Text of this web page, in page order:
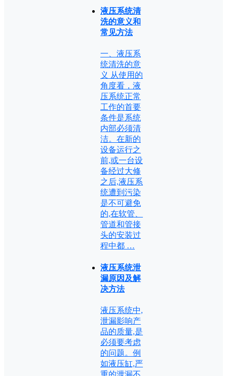
液压系统清
洗的意义和
常见方法
一、液压系
统清洗的意
义 从使用的
角度看，液
压系统正常
工作的首要
条件是系统
内部必须清
洁。在新的
设备运行之
前,或一台设
备经过大修
之后,液压系
统遭到污染
是不可避免
的,在软管、
管道和管接
头的安装过
程中都 …
液压系统泄
漏原因及解
决方法
液压系统中,
泄漏影响产
品的质量,是
必须要考虑
的问题。例
如液压缸,严
重的泄漏不